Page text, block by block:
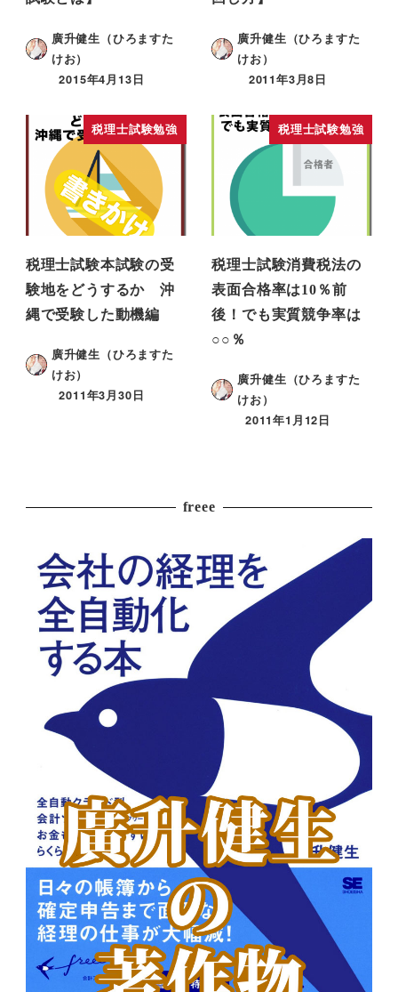
廣升健生（ひろますた
けお）
2015年4月13日
廣升健生（ひろますた
けお）
2011年3月8日
税理士試験勉強
税理士試験本試験の受
験地をどうするか 沖
縄で受験した動機編
廣升健生（ひろますた
けお）
2011年3月30日
税理士試験勉強
税理士試験消費税法の
表面合格率は10％前
後！でも実質競争率は
○○％
廣升健生（ひろますた
けお）
2011年1月12日
freee